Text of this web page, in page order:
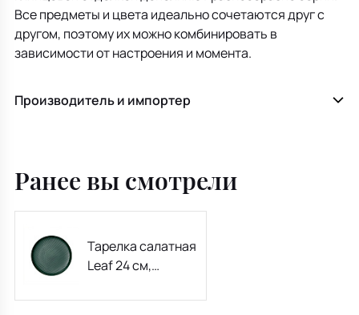
Все предметы и цвета идеально сочетаются друг с
другом, поэтому их можно комбинировать в
зависимости от настроения и момента.
Производитель и импортер
Ранее вы смотрели
Тарелка салатная
Leaf 24 см,